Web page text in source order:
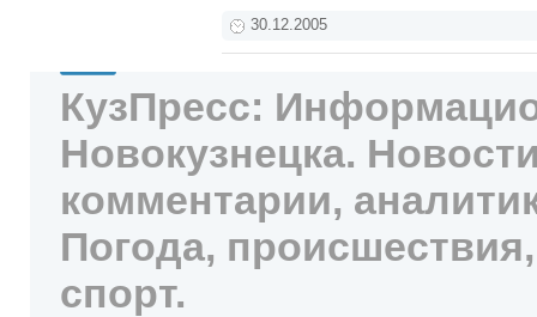
30.12.2005
КузПресс:
Новокузнецка.
комментарии,
Погода,
спорт.